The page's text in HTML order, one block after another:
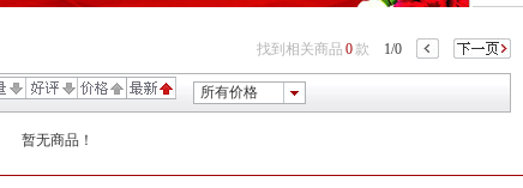
1/0
找到相关商品 0款
所有价格
暂无商品！